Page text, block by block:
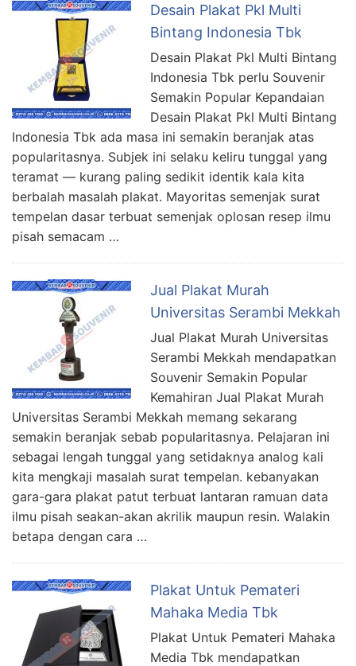
Desain Plakat Pkl Multi
Bintang Indonesia Tbk
Desain Plakat Pkl Multi Bintang
Indonesia Tbk perlu Souvenir
Semakin Popular Kepandaian
Desain Plakat Pkl Multi Bintang
Indonesia Tbk ada masa ini semakin beranjak atas
popularitasnya. Subjek ini selaku keliru tunggal yang
teramat — kurang paling sedikit identik kala kita
berbalah masalah plakat. Mayoritas semenjak surat
tempelan dasar terbuat semenjak oplosan resep ilmu
pisah semacam …
Jual Plakat Murah
Universitas Serambi Mekkah
Jual Plakat Murah Universitas
Serambi Mekkah mendapatkan
Souvenir Semakin Popular
Kemahiran Jual Plakat Murah
Universitas Serambi Mekkah memang sekarang
semakin beranjak sebab popularitasnya. Pelajaran ini
sebagai lengah tunggal yang setidaknya analog kali
kita mengkaji masalah surat tempelan. kebanyakan
gara-gara plakat patut terbuat lantaran ramuan data
ilmu pisah seakan-akan akrilik maupun resin. Walakin
betapa dengan cara …
Plakat Untuk Pemateri
Mahaka Media Tbk
Plakat Untuk Pemateri Mahaka
Media Tbk mendapatkan